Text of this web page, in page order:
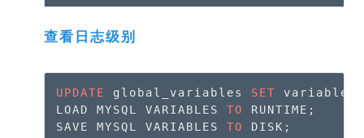
查看日志级别
UPDATE global_variables SET
LOAD MYSQL VARIABLES TO
RUNTIME;
SAVE MYSQL VARIABLES TO DISK;